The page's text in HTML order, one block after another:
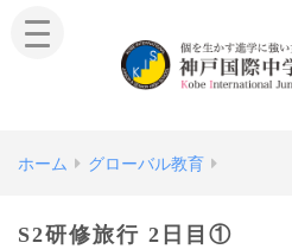
ホーム グローバル教育
S2研修旅行 2日目①